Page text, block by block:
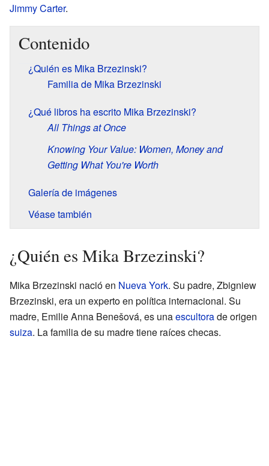
Jimmy Carter.
Contenido
¿Quién es Mika Brzezinski?
Familia de Mika Brzezinski
¿Qué libros ha escrito Mika Brzezinski?
All Things at Once
Knowing Your Value: Women, Money and
Getting What You're Worth
Galería de imágenes
Véase también
¿Quién es Mika Brzezinski?
Mika Brzezinski nació en Nueva York. Su padre, Zbigniew
Brzezinski, era un experto en política internacional. Su
madre, Emilie Anna Benešová, es unaescultorade origen
suiza. La familia de su madre tiene raíces checas.